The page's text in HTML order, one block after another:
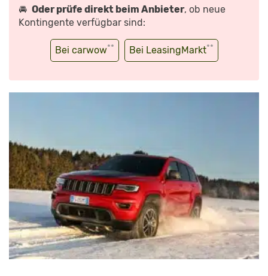
🚘 Oder prüfe direkt beim Anbieter, ob neue
Kontingente verfügbar sind:
Bei carwow** Bei LeasingMarkt**